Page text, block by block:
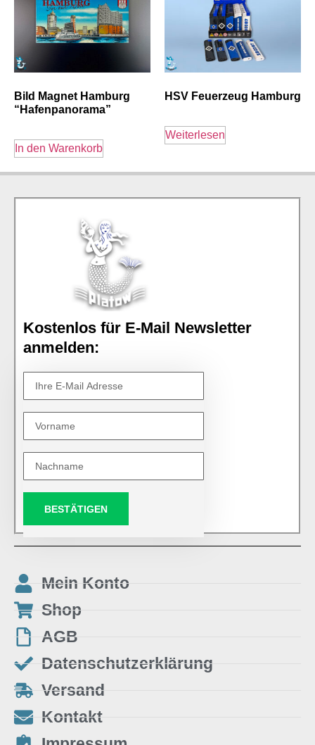
Bild Magnet Hamburg
“Hafenpanorama”
In den Warenkorb
HSV Feuerzeug Hamburg
Weiterlesen
Kostenlos für E-Mail Newsletter
anmelden:
BESTÄTIGEN
Mein Konto
Shop
AGB
Datenschutzerklärung
Versand
Kontakt